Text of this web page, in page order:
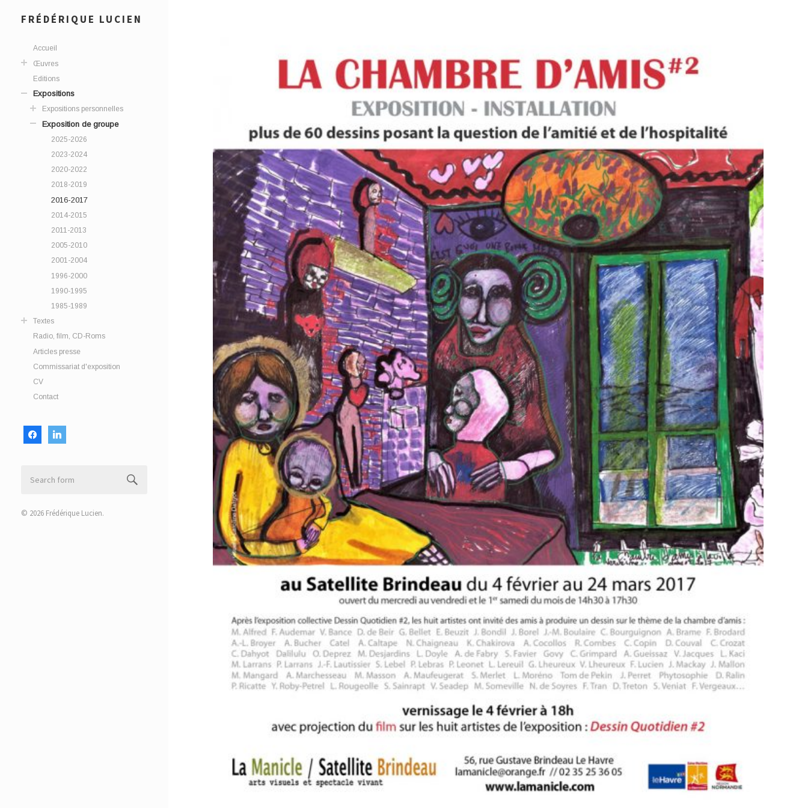
FRÉDÉRIQUE LUCIEN
Accueil
Œuvres
Editions
Expositions
Expositions personnelles
Exposition de groupe
2025-2026
2023-2024
2020-2022
2018-2019
2016-2017
2014-2015
2011-2013
2005-2010
2001-2004
1996-2000
1990-1995
1985-1989
Textes
Radio, film, CD-Roms
Articles presse
Commissariat d'exposition
CV
Contact
facebooklinkedin
© 2026 Frédérique Lucien.